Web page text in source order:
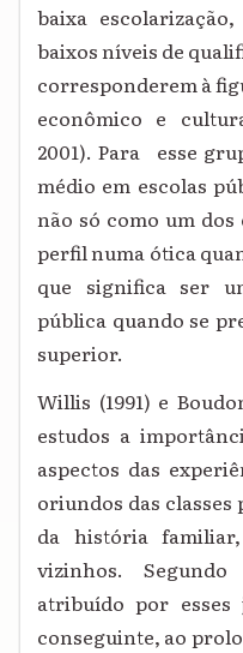
baixa
baixos níveis de
corresponderem à
econômico e
2001). Para esse
médio em escolas
não só como um dos
perfil numa ótica
que significa ser
pública quando se
superior.
Willis (1991) e
estudos a
aspectos das
oriundos das classes
da história
vizinhos.
atribuído por
conseguinte, ao